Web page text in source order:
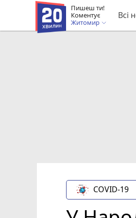
Пишеш ти!
Коментує
Житомир
Всі
COVID-19